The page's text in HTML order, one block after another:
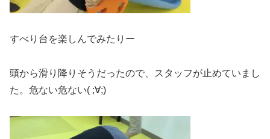
すべり台を楽しんでみたりー
頭から滑り降りそうだったので、スタッフが止めていまし
た。危ない危ない( ;∀;)